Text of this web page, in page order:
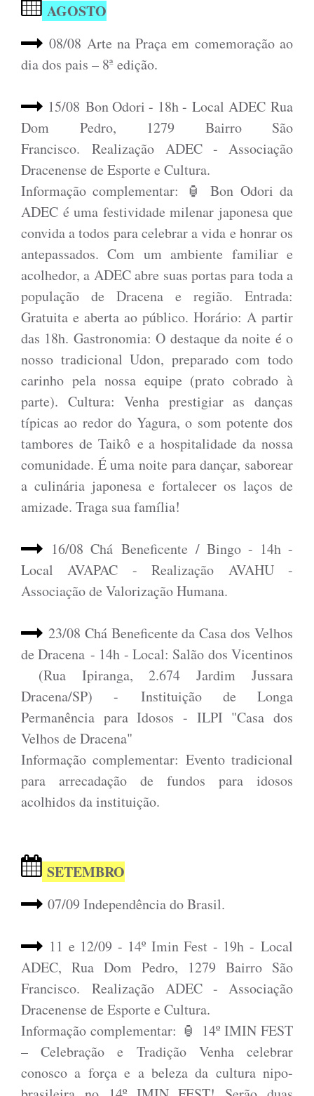
AGOSTO
08/08 Arte na Praça em comemoração ao
dia dos pais – 8ª edição.
15/08 Bon Odori - 18h -Local ADEC Rua
Dom Pedro, 1279 Bairro São
Francisco.Realização ADEC - Associação
Dracenense de Esporte e Cultura.
Informação complementar:
🏮 Bon Odori da
ADEC é uma festividade milenar japonesa que
convida a todos para celebrar a vida e honrar os
antepassados. Com um ambiente familiar e
acolhedor, a ADEC abre suas portas para toda a
população de Dracena e região. Entrada:
Gratuita e aberta ao público. Horário: A partir
das 18h. Gastronomia: O destaque da noite é o
nosso tradicional Udon, preparado com todo
carinho pela nossa equipe (prato cobrado à
parte). Cultura: Venha prestigiar as danças
típicas ao redor do Yagura, o som potente dos
tambores de Taikô e a hospitalidade da nossa
comunidade. É uma noite para dançar, saborear
a culinária japonesa e fortalecer os laços de
amizade. Traga sua família!
16/08 Chá Beneficente / Bingo - 14h -
Local AVAPAC - Realização AVAHU -
Associação de Valorização Humana.
23/08 Chá Beneficente da Casa dos Velhos
de Dracena - 14h - Local: Salão dos Vicentinos
(Rua Ipiranga, 2.674 Jardim Jussara
Dracena/SP) - Instituição de Longa
Permanência para Idosos - ILPI "Casa dos
Velhos de Dracena"
Informação complementar: Evento tradicional
para arrecadação de fundos para idosos
acolhidos da instituição.
SETEMBRO
07/09 Independência do Brasil.
11 e 12/09 - 14º Imin Fest - 19h - Local
ADEC, Rua Dom Pedro, 1279 Bairro São
Francisco.Realização ADEC - Associação
Dracenense de Esporte e Cultura.
Informação complementar: 🏮 14º IMIN FEST
– Celebração e Tradição Venha celebrar
conosco a força e a beleza da cultura nipo-